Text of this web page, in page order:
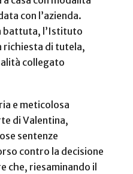
con l’azienda.
battuta, l’Istituto
richiesta di tutela,
collegato
e meticolosa
di Valentina,
sentenze
contro la decisione
che, riesaminando il